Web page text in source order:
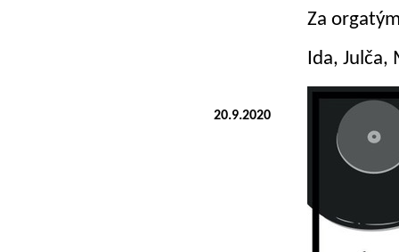
20.9.2020
Za
Ida, Julča,